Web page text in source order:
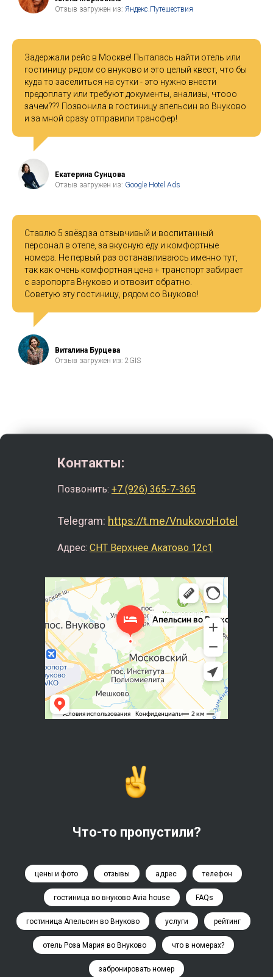
Отзыв загружен из: Яндекс.Путешествия
Задержали рейс в Москве! Пыталась найти отель или
гостиницу рядом со внуково и это целый квест, что бы
куда то заселиться на сутки - это нужно внести
предоплату или требуют документы, анализы, чтооо
зачем??? Позвонила в гостиницу апельсин во Внуково
и за мной сразу отправили трансфер!
Екатерина Сунцова
Отзыв загружен из: Google Hotel Ads
Ставлю 5 звёзд за отзывчивый и воспитанный
персонал в отеле, за вкусную еду и комфортные
номера. Не первый раз останавливаюсь именно тут,
так как очень комфортная цена + транспорт забирает
с аэропорта Внуково и отвозит обратно.
Советую эту гостиницу, рядом со Внуково!
Виталина Бурцева
Отзыв загружен из: 2GIS
Контакты:
Позвонить: +7 (926) 365-7-365
Адрес: СНТ Верхнее Акатово 12c1
Telegram: https://t.me/VnukovoHotel
Что-то пропустили?
цены и фото отзывы адрес телефон
гостиница во внуково Avia house FAQs
гостиница Апельсин во Внуково услуги рейтинг
отель Роза Мария во Внуково что в номерах?
забронировать номер